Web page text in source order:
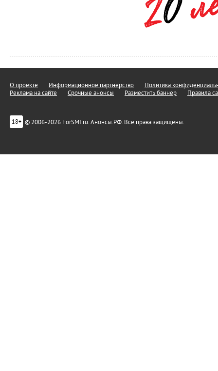
О проекте Информационное партнерство
Политика
Реклама на сайте
Срочные анонсы Разместить баннер Правила
18+ © 2006-2026 ForSMI.ru. Анонсы.РФ. Все права защищены.